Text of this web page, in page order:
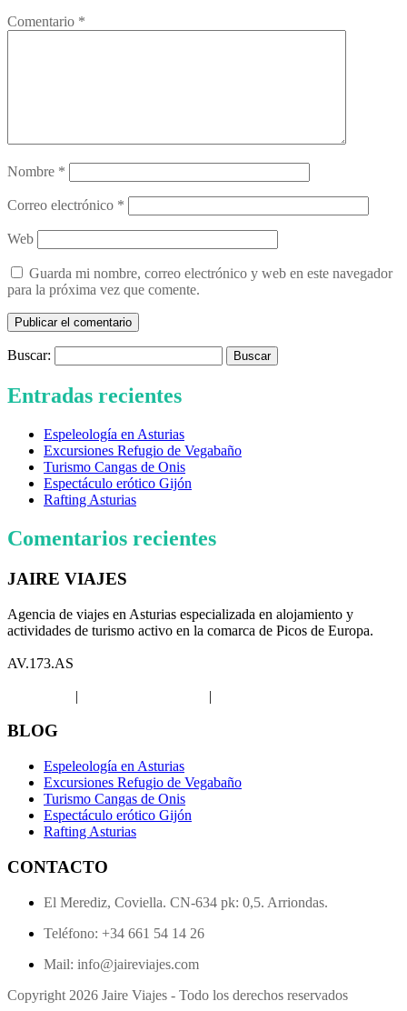
Comentario *
Nombre *
Correo electrónico *
Web
Guarda mi nombre, correo electrónico y web en este navegador
para la próxima vez que comente.
Buscar:
Entradas recientes
Espeleología en Asturias
Excursiones Refugio de Vegabaño
Turismo Cangas de Onis
Espectáculo erótico Gijón
Rafting Asturias
Comentarios recientes
JAIRE VIAJES
Agencia de viajes en Asturias especializada en alojamiento y
actividades de turismo activo en la comarca de Picos de Europa.
AV.173.AS
| |
BLOG
Espeleología en Asturias
Excursiones Refugio de Vegabaño
Turismo Cangas de Onis
Espectáculo erótico Gijón
Rafting Asturias
CONTACTO
El Merediz, Coviella. CN-634 pk: 0,5. Arriondas.
Teléfono: +34 661 54 14 26
Mail: info@jaireviajes.com
Copyright 2026 Jaire Viajes - Todo los derechos reservados